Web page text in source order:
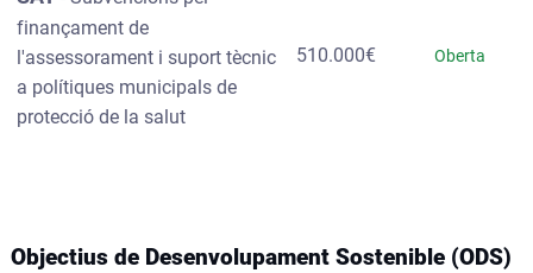
finançament de
l'assessorament i suport tècnic
a polítiques municipals de
protecció de la salut
510.000€ Oberta
Objectius de Desenvolupament Sostenible (ODS)